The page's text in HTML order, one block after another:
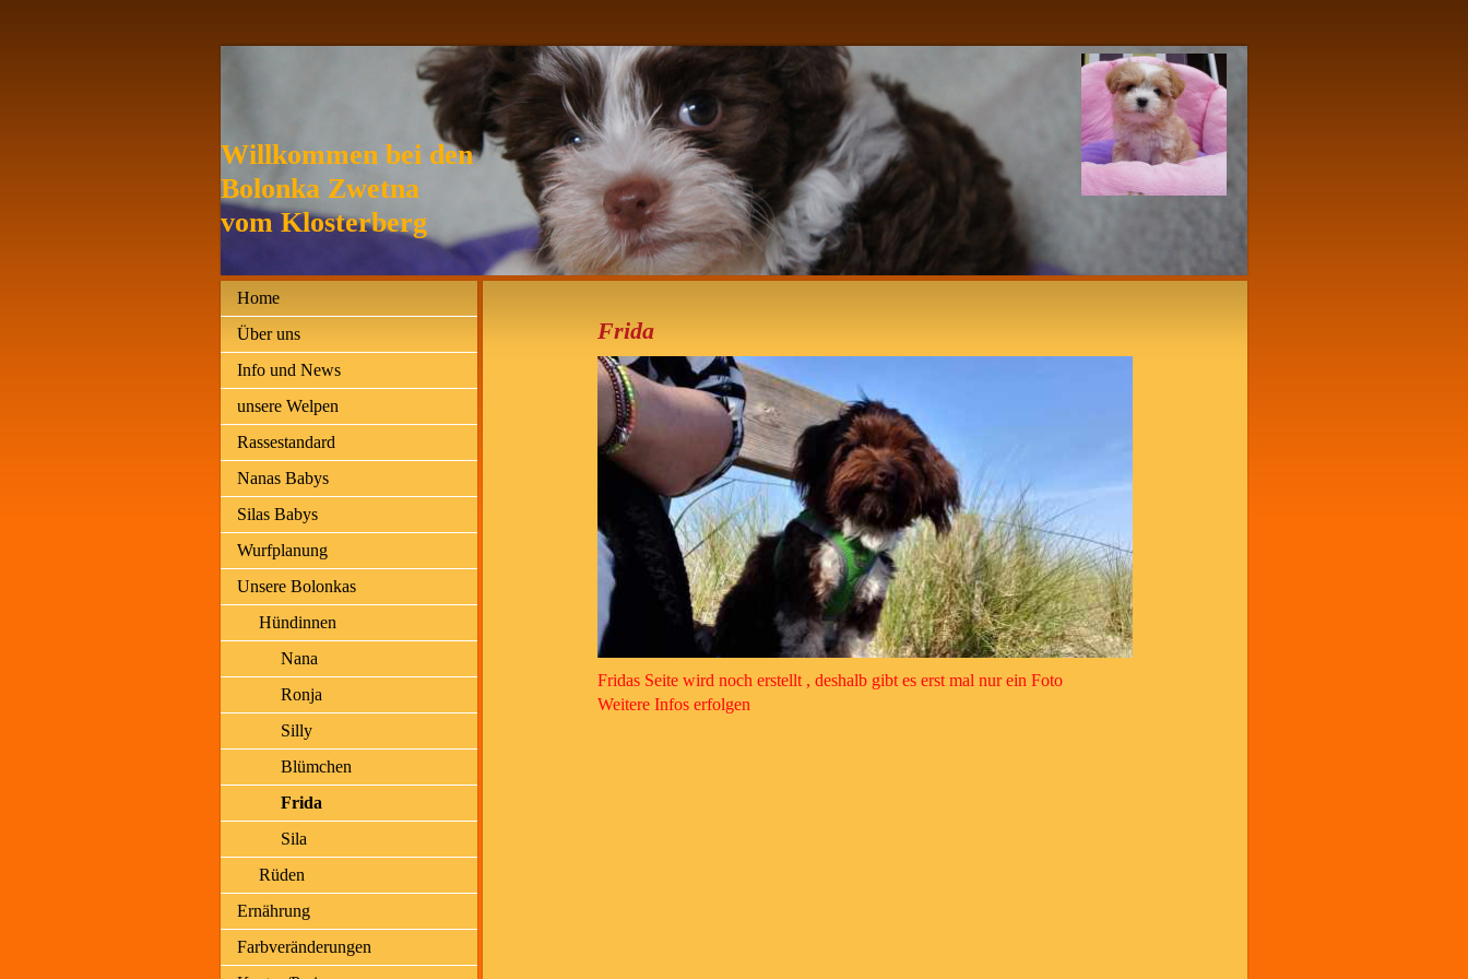
Willkommen bei den
Bolonka Zwetna
vom Klosterberg
Home
Über uns
Info und News
unsere Welpen
Rassestandard
Nanas Babys
Silas Babys
Wurfplanung
Unsere Bolonkas
Hündinnen
Nana
Ronja
Silly
Blümchen
Frida
Sila
Rüden
Ernährung
Farbveränderungen
Frida
Fridas Seite wird noch erstellt , deshalb gibt es erst mal nur ein Foto
Weitere Infos erfolgen